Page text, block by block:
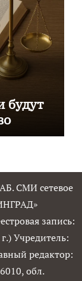
будут
СМИ сетевое
запись:
Учредитель:
редактор:
обл.